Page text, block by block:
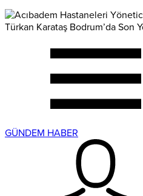
GÜNDEM HABER